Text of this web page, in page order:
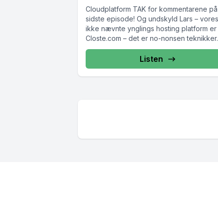
Cloudplatform TAK for kommentarene på
sidste episode! Og undskyld Lars – vores
ikke nævnte ynglings hosting platform er
Closte.com – det er no-nonsen
Listen